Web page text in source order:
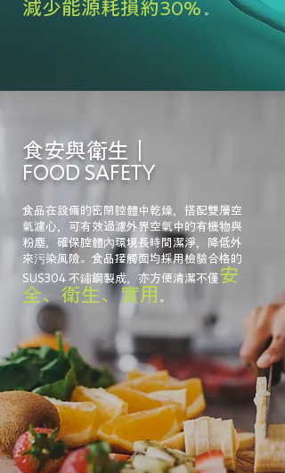
減少能源耗損約30% 。
食安與衛生｜
FOOD SAFETY
食品在設備的密閉腔體中乾燥，搭配雙層空
氣濾心，可有效過濾外界空氣中的有機物與
粉塵，確保腔體內環境長時間潔淨，降低外
來污染風險。食品接觸面均採用檢驗合格的
SUS304 不鏽鋼製成，亦方便清潔不僅安
全、衛生、實用 。